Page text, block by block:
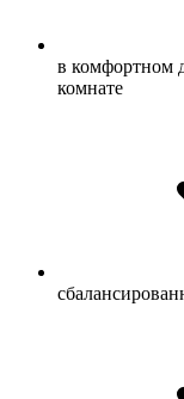
в комфортном
комнате